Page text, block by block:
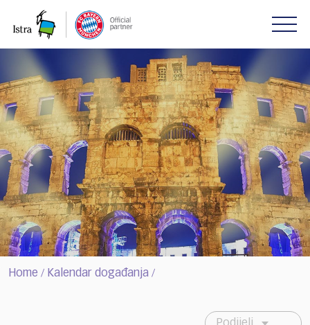
note:
website
includes
an
accessibility
system.
Home / Kalendar događanja /